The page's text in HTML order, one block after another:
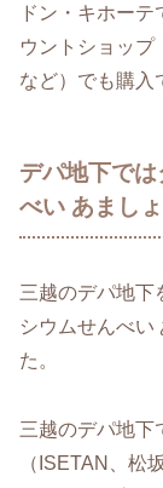
ドン・キホー
ウントショップ
など）でも購入
デパ地下で
べい あまし
三越のデパ地下
シウムせんべい
た。
三越のデパ地下
（ISETAN、松